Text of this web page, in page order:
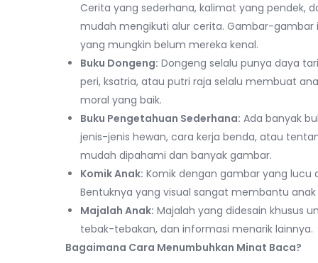
Cerita yang sederhana, kalimat yang
mudah mengikuti alur cerita. Gambar-
yang mungkin belum mereka kenal.
Buku Dongeng: Dongeng selalu punya daya
peri, ksatria, atau putri raja selalu membuat
moral yang baik.
Buku Pengetahuan Sederhana: Ada banyak
jenis-jenis hewan, cara kerja benda, atau
mudah dipahami dan banyak gambar.
Komik Anak: Komik dengan gambar yang lucu
Bentuknya yang visual sangat membantu
Majalah Anak: Majalah yang didesain khusus
tebak-tebakan, dan informasi menarik lainnya.
Bagaimana Cara Menumbuhkan Minat Baca?